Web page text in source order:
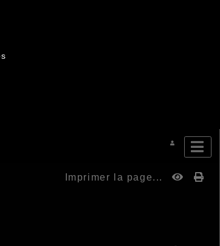
Imprimer la page...